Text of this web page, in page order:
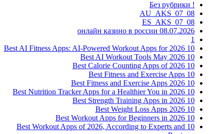
! Без рубрики
08_07_AU_AKS
08_07_ES_AKS
08.07.2026 онлайн казино в россии
1
10 Best AI Fitness Apps: AI-Powered Workout Apps for 2026
10 Best AI Workout Tools May 2026
10 Best Calorie Counting Apps of 2026
10 Best Fitness and Exercise Apps
10 Best Fitness and Exercise Apps 2026
10 Best Nutrition Tracker Apps for a Healthier You in 2026
10 Best Strength Training Apps in 2026
10 Best Weight Loss Apps 2026
10 Best Workout Apps for Beginners in 2026
10 Best Workout Apps of 2026, According to Experts and